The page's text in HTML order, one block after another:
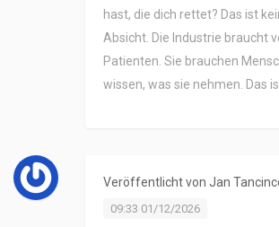
hast, die dich rettet? Das ist
Absicht. Die Industrie braucht
Patienten. Sie brauchen
wissen, was sie nehmen. Das
Veröffentlicht von Jan
09:33 01/12/2026